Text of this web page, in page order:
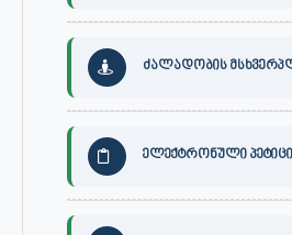
ძალადობის
ელექტრონული